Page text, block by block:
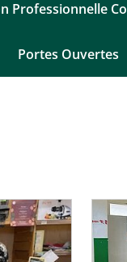
Professionnelle
Portes Ouvertes